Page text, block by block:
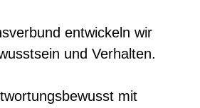
entwickeln wir
und Verhalten.
mit